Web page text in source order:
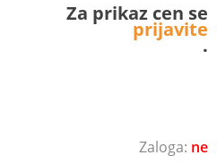
ne
Za prikaz cen se
prijavite
.